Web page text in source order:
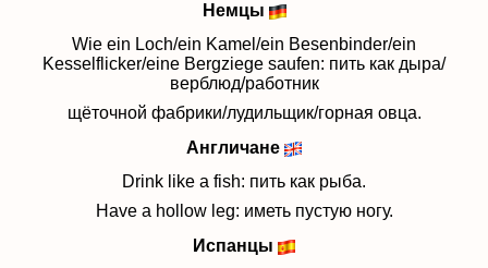
Немцы
Wie ein Loch/ein Kamel/ein Besenbinder/ein
Kesselflicker/eine Bergziege saufen: пить как дыра/
верблюд/работник
щёточной фабрики/лудильщик/горная овца.
Англичане
Drink like a fish: пить как рыба.
Have a hollow leg: иметь пустую ногу.
Испанцы